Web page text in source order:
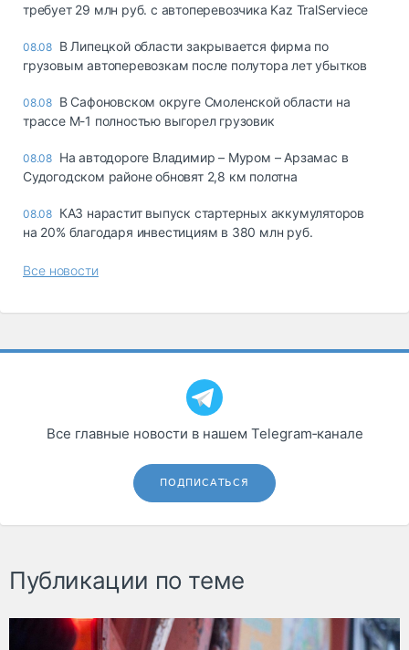
требует 29 млн руб. с автоперевозчика Kaz TralServiece
08.08 В Липецкой области закрывается фирма по
грузовым автоперевозкам после полутора лет убытков
08.08 В Сафоновском округе Смоленской области на
трассе М-1 полностью выгорел грузовик
08.08 На автодороге Владимир – Муром – Арзамас в
Судогодском районе обновят 2,8 км полотна
08.08 КАЗ нарастит выпуск стартерных аккумуляторов
на 20% благодаря инвестициям в 380 млн руб.
Все новости
Все главные новости в нашем Telegram‑канале
ПОДПИСАТЬСЯ
Публикации по теме